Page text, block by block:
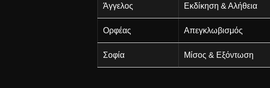
Άγγελος Εκδίκηση & Αλήθεια
Ορφέας Απεγκλωβισμός
Σοφία Μίσος & Εξόντωση